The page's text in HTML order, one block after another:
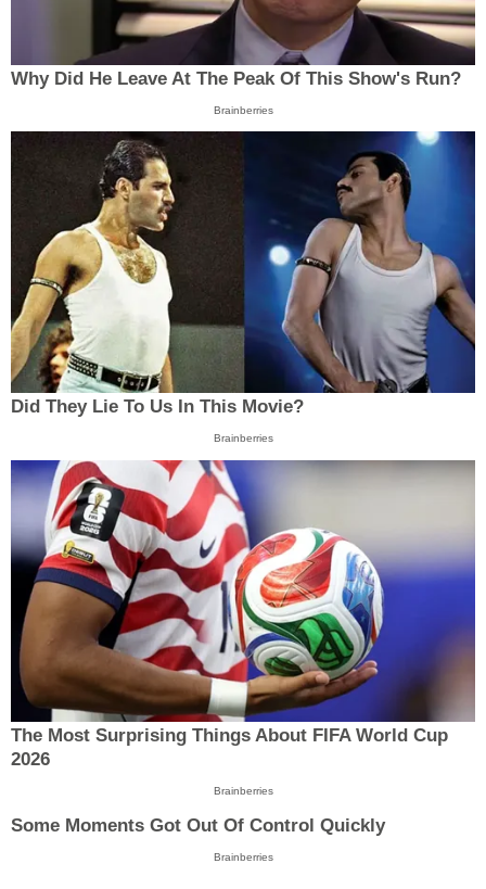
Why Did He Leave At The Peak Of This Show's Run?
Brainberries
Did They Lie To Us In This Movie?
Brainberries
The Most Surprising Things About FIFA World Cup
2026
Brainberries
Some Moments Got Out Of Control Quickly
Brainberries